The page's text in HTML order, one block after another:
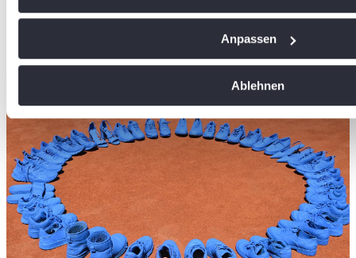
Ihr Gerät durch aktives Scannen nach bestimmten
Erfahren Sie mehr darüber, wie Ihre persönlichen Daten
soziale Medien anbieten zu können und die Zugriffe auf
analysieren. Außerdem geben wir Informationen zu Ihrer
an unsere Partner für soziale Medien, Werbung und
führen diese Informationen möglicherweise mit weiteren
ihnen bereitgestellt haben oder die sie im Rahmen Ihrer
gesammelt haben. Die Cookie-Einstellungenkönnen
Footer aufgerufen und angepasst werden.
Anpassen
Ablehnen
Spannendes Saisonfinale: Weinheim und Radolfzell
holen die Meistertitel der Badenliga
Badischer Tennisverband